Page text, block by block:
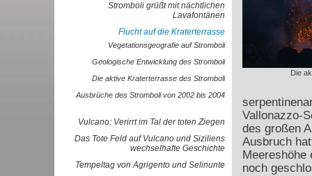
Stromboli grüßt mit nächtlichen
Lavafontänen
Flucht auf die Kraterterrasse
Vegetationsgeografie auf Stromboli
Geologische Entwicklung des Stromboli
Die aktive Kraterterrasse des Stromboli
Ausbrüche des Stromboli von 2002 bis 2004
Vulcano: Verirrt im Tal der toten Ziegen
Das Tote Feld auf Vulcano und Siziliens
wechselhafte Geschichte
Tempeltag von Agrigento und Selinunte
Die
Vallonazzo-
des großen
Ausbruch
Meereshöhe
noch